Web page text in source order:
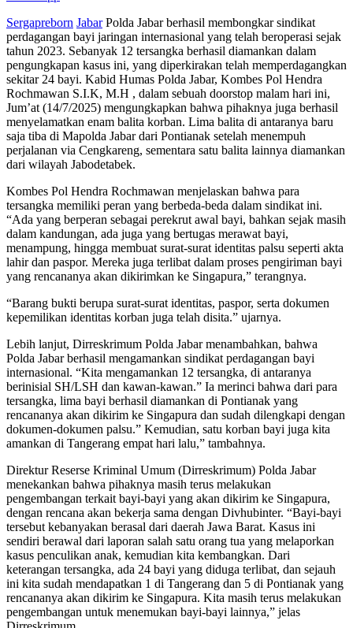
Sergapreborn JabarPolda Jabar berhasil membongkar sindikat
perdagangan bayi jaringan internasional yang telah beroperasi sejak
tahun 2023. Sebanyak 12 tersangka berhasil diamankan dalam
pengungkapan kasus ini, yang diperkirakan telah memperdagangkan
sekitar 24 bayi. Kabid Humas Polda Jabar, Kombes Pol Hendra
Rochmawan S.I.K, M.H , dalam sebuah doorstop malam hari ini,
Jum’at (14/7/2025) mengungkapkan bahwa pihaknya juga berhasil
menyelamatkan enam balita korban. Lima balita di antaranya baru
saja tiba di Mapolda Jabar dari Pontianak setelah menempuh
perjalanan via Cengkareng, sementara satu balita lainnya diamankan
dari wilayah Jabodetabek.
Kombes Pol Hendra Rochmawan menjelaskan bahwa para
tersangka memiliki peran yang berbeda-beda dalam sindikat ini.
“Ada yang berperan sebagai perekrut awal bayi, bahkan sejak masih
dalam kandungan, ada juga yang bertugas merawat bayi,
menampung, hingga membuat surat-surat identitas palsu seperti akta
lahir dan paspor. Mereka juga terlibat dalam proses pengiriman bayi
yang rencananya akan dikirimkan ke Singapura,” terangnya.
“Barang bukti berupa surat-surat identitas, paspor, serta dokumen
kepemilikan identitas korban juga telah disita.” ujarnya.
Lebih lanjut, Dirreskrimum Polda Jabar menambahkan, bahwa
Polda Jabar berhasil mengamankan sindikat perdagangan bayi
internasional. “Kita mengamankan 12 tersangka, di antaranya
berinisial SH/LSH dan kawan-kawan.” Ia merinci bahwa dari para
tersangka, lima bayi berhasil diamankan di Pontianak yang
rencananya akan dikirim ke Singapura dan sudah dilengkapi dengan
dokumen-dokumen palsu.” Kemudian, satu korban bayi juga kita
amankan di Tangerang empat hari lalu,” tambahnya.
Direktur Reserse Kriminal Umum (Dirreskrimum) Polda Jabar
menekankan bahwa pihaknya masih terus melakukan
pengembangan terkait bayi-bayi yang akan dikirim ke Singapura,
dengan rencana akan bekerja sama dengan Divhubinter. “Bayi-bayi
tersebut kebanyakan berasal dari daerah Jawa Barat. Kasus ini
sendiri berawal dari laporan salah satu orang tua yang melaporkan
kasus penculikan anak, kemudian kita kembangkan. Dari
keterangan tersangka, ada 24 bayi yang diduga terlibat, dan sejauh
ini kita sudah mendapatkan 1 di Tangerang dan 5 di Pontianak yang
rencananya akan dikirim ke Singapura. Kita masih terus melakukan
pengembangan untuk menemukan bayi-bayi lainnya,” jelas